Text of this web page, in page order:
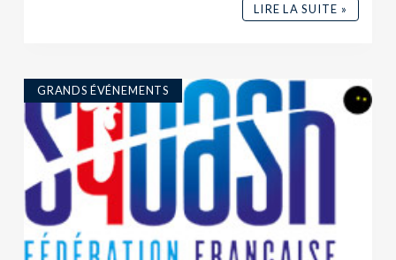
LIRE LA SUITE »
GRANDS ÉVÉNEMENTS